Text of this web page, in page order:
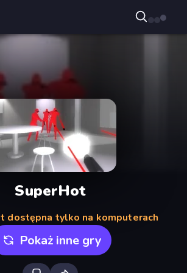
SuperHot
dostępna tylko na komputerach
Pokaż inne gry